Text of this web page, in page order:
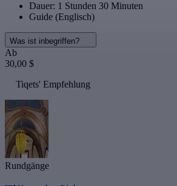
Dauer: 1 Stunden 30 Minuten
Guide (Englisch)
Was ist inbegriffen?
Ab
30,00 $
Tiqets' Empfehlung
Rundgänge